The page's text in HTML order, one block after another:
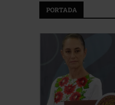
PORTADA